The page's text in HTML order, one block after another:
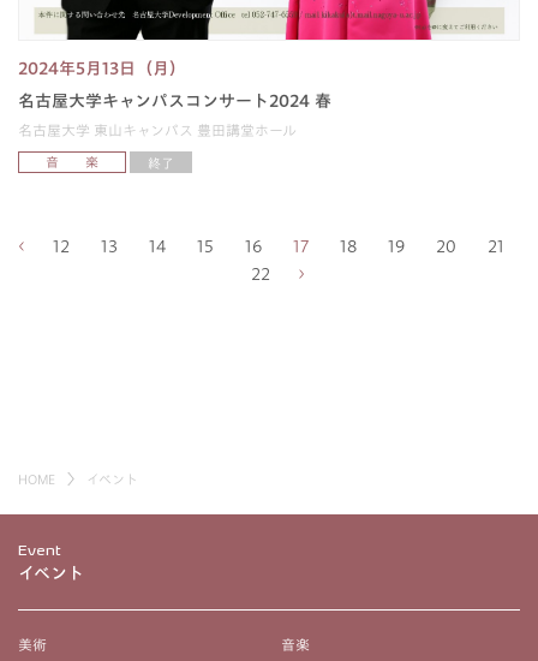
2024年5月13日（月）
名古屋大学キャンパスコンサート2024 春
名古屋大学 東山キャンパス 豊田講堂ホール
音 楽 終了
12 13 14 15 16 17 18 19 20
21
22
HOME イベント
Event
イベント
美術 音楽